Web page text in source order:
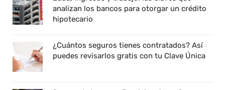
analizan los bancos para otorgar un crédito
hipotecario
¿Cuántos seguros tienes contratados? Así
puedes revisarlos gratis con tu Clave Única